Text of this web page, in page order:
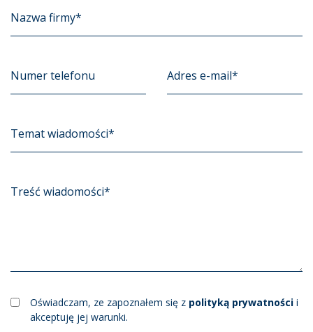
Oświadczam, ze zapoznałem się z polityką prywatności i
akceptuję jej warunki.